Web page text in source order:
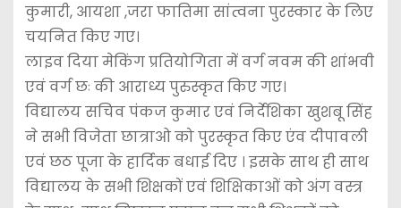
कुमारी, आयशा ,जरा फातिमा सांत्वना पुरस्कार के लिए
चयनित किए गए।
लाइव दिया मेकिंग प्रतियोगिता में वर्ग नवम की शांभवी
एवं वर्ग छः की आराध्य पुरुस्कृत किए गए।
विद्यालय सचिव पंकज कुमार एवं निर्देशिका खुशबू सिंह
ने सभी विजेता छात्राओ को पुरस्कृत किए एंव दीपावली
एवं छठ पूजा के हार्दिक बधाई दिए । इसके साथ ही साथ
विद्यालय के सभी शिक्षकों एवं शिक्षिकाओं को अंग वस्त्र